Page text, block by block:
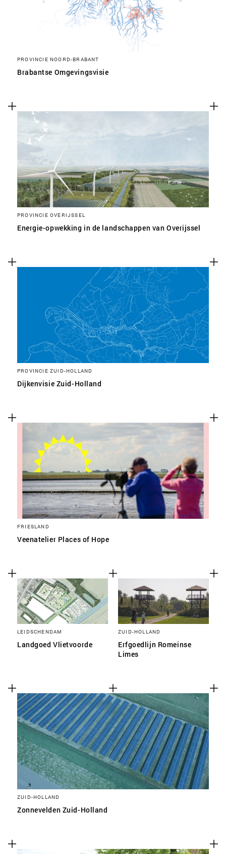
PROVINCIE NOORD-BRABANT
Brabantse Omgevingsvisie
PROVINCIE OVERIJSSEL
Energie-opwekking in de landschappen van Overijssel
PROVINCIE ZUID-HOLLAND
Dijkenvisie Zuid-Holland
FRIESLAND
Veenatelier Places of Hope
LEIDSCHENDAM
Landgoed Vlietvoorde
ZUID-HOLLAND
Erfgoedlijn Romeinse
Limes
ZUID-HOLLAND
Zonnevelden Zuid-Holland